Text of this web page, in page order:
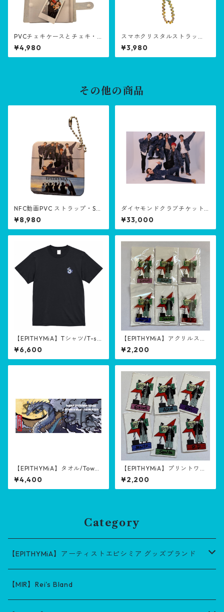
PVCチェキケースとチェキ・P
VC check case and check
¥4,980
スマホクリスタルストラッ
プ・Smartphone crystal str
ap
¥3,980
その他の商品
NFC動画PVC ストラップ・Str
ap with NFC video【Clover
♣️member (半額商品・Half-p
rice goods)】
¥8,980
ダイヤモンドクラブチケット/
Diamond Club Ticket
¥33,000
【EPITHYMiA】Tシャツ/T-shi
rt【EPISODE of Myself with
WILD KIDS】
¥6,600
【EPITHYMiA】アクリルスタ
ンド/acrylic stand【Fly】
¥2,200
【EPITHYMiA】タオル/Towel
【EPISODE of Myself with W
ILD KIDS】
¥4,400
【EPITHYMiA】プリントワッ
ペン/print patch【Fly】
¥2,200
Category
【EPITHYMiA】アーティストエピシミア グッズブランド
グッズ
【MIR】Rei's Bland